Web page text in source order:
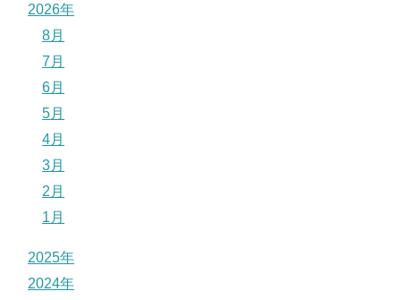
2026年
8月
7月
6月
5月
4月
3月
2月
1月
2025年
2024年